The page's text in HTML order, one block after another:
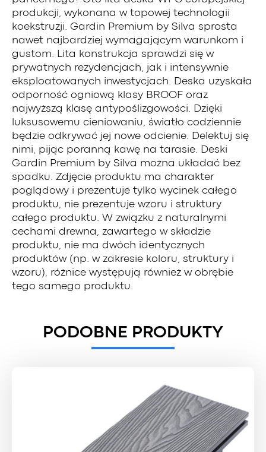
produkcji, wykonana w topowej technologii
koekstruzji. Gardin Premium by Silva sprosta
nawet najbardziej wymagającym warunkom i
gustom. Lita konstrukcja sprawdzi się w
prywatnych rezydencjach, jak i intensywnie
eksploatowanych inwestycjach. Deska uzyskała
odporność ogniową klasy BROOF oraz
najwyższą klasę antypoślizgowości. Dzięki
luksusowemu cieniowaniu, światło codziennie
będzie odkrywać jej nowe odcienie. Delektuj się
nimi, pijąc poranną kawę na tarasie. Deski
Gardin Premium by Silva można układać bez
spadku. Zdjęcie produktu ma charakter
poglądowy i prezentuje tylko wycinek całego
produktu, nie prezentuje wzoru i struktury
całego produktu. W związku z naturalnymi
cechami drewna, zawartego w składzie
produktu, nie ma dwóch identycznych
produktów (np. w zakresie koloru, struktury i
wzoru), różnice występują również w obrębie
tego samego produktu.
PODOBNE PRODUKTY